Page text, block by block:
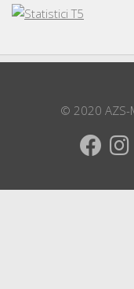
© 2020 AZS-